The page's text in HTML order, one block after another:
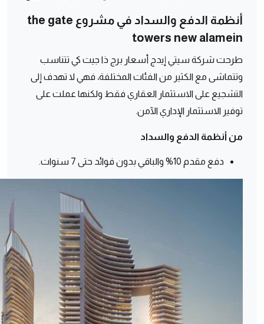
أنظمة الدفع والسداد في مشروع the gate
towers new alamein
طرحت شركة سيتي إيدج أسعار برج ذا جيت كي تتناسب
وتتماشى مع الكثير من الفئات المختلفة، فهي لا تهدف إلى
التشجيع على الاستثمار العقاري فقط ولكنها عملت على
توفير الاستثمار الإداري الآمن.
من أنظمة الدفع والسداد
دفع مقدم 10% والباقي بدون فوائد حتى 7 سنوات.